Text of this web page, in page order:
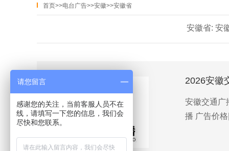
首页>>电台广告>>安徽>>安徽省
安徽省: 安
2026安徽
安徽交通广
播 广告价
请您留言
感谢您的关注，当前客服人员不在
线，请填写一下您的信息，我们会
尽快和您联系。